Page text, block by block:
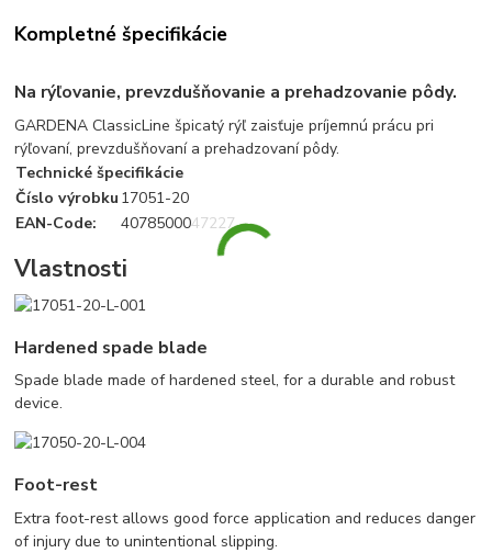
Kompletné špecifikácie
Na rýľovanie, prevzdušňovanie a prehadzovanie pôdy.
GARDENA ClassicLine špicatý rýľ zaisťuje príjemnú prácu pri
rýľovaní, prevzdušňovaní a prehadzovaní pôdy.
Technické špecifikácie
Číslo výrobku 17051-20
EAN-Code:
4078500047227
Vlastnosti
Hardened spade blade
Spade blade made of hardened steel, for a durable and robust
device.
Foot-rest
Extra foot-rest allows good force application and reduces danger
of injury due to unintentional slipping.